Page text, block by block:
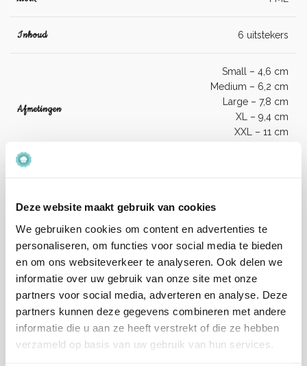
Deze website maakt gebruik van cookies
We gebruiken cookies om content en advertenties te
personaliseren, om functies voor social media te bieden
en om ons websiteverkeer te analyseren. Ook delen we
informatie over uw gebruik van onze site met onze
partners voor social media, adverteren en analyse. Deze
partners kunnen deze gegevens combineren met andere
informatie die u aan ze heeft verstrekt of die ze hebben
verzameld op basis van uw gebruik van hun services.
Inhoud 6 uitstekers
Afmetingen
Small – 4,6 cm
Medium – 6,2 cm
Large – 7,8 cm
XL – 9,4 cm
XXL – 11 cm
Beoordelingen
Er zijn nog geen beoordelingen.
Enkel ingelogde klanten die dit product gekocht hebben,